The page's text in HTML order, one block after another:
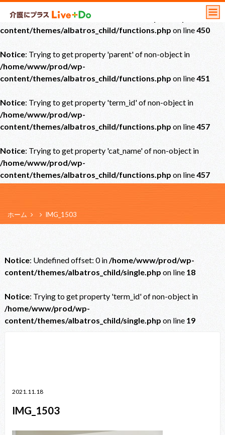
Notice: Undefined offset: 0 in
content/themes/albatros_child/functions.php on line450
Notice: Trying to get property 'parent' of non-object in
/home/www/prod/wp-
content/themes/albatros_child/functions.php on line451
Notice: Trying to get property 'term_id' of non-object in
/home/www/prod/wp-
content/themes/albatros_child/functions.php on line457
Notice: Trying to get property 'cat_name' of non-object in
/home/www/prod/wp-
content/themes/albatros_child/functions.php on line457
ホーム IMG_1503
Notice: Undefined offset: 0 in/home/www/prod/wp-
content/themes/albatros_child/single.php on line 18
Notice: Trying to get property 'term_id' of non-object in
/home/www/prod/wp-
content/themes/albatros_child/single.php on line 19
2021.11.18
IMG_1503